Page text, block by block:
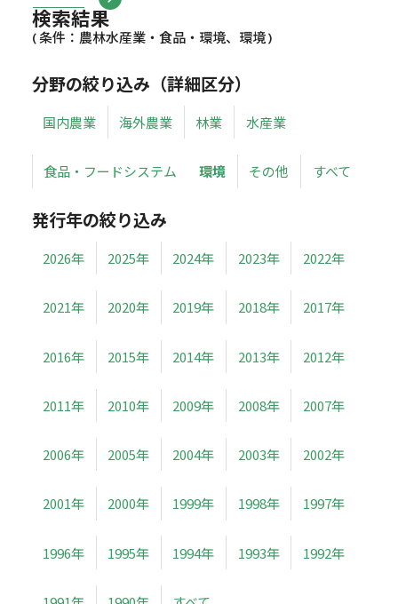
検索結果
( 条件：農林水産業・食品・環境、環境 )
分野の絞り込み（詳細区分）
国内農業 海外農業 林業 水産業
食品・フードシステム 環境 その他 すべて
発行年の絞り込み
2026年 2025年 2024年 2023年 2022年
2021年 2020年 2019年 2018年 2017年
2016年 2015年 2014年 2013年 2012年
2011年 2010年 2009年 2008年 2007年
2006年 2005年 2004年 2003年 2002年
2001年 2000年 1999年 1998年 1997年
1996年 1995年 1994年 1993年 1992年